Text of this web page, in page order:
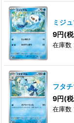
ミジ
9円(
在庫数
フタ
9円(
在庫数